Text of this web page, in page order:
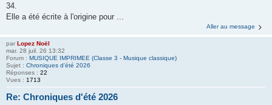
34.
Elle a été écrite à l'origine pour ...
Aller au message
par Lopez Noël
mar. 28 juil. 26 13:32
Forum : MUSIQUE IMPRIMEE (Classe 3 - Musique classique)
Sujet : Chroniques d'été 2026
Réponses : 22
Vues : 1713
Re: Chroniques d'été 2026